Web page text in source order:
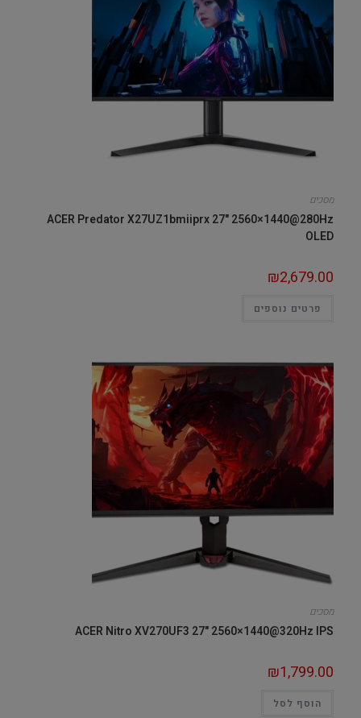
מסכים
ACER Predator X27UZ1bmiiprx 27" 2560×1440@280Hz
OLED
₪2,679.00
פרטים נוספים
מסכים
ACER Nitro XV270UF3 27" 2560×1440@320Hz IPS
₪1,799.00
הוסף לסל